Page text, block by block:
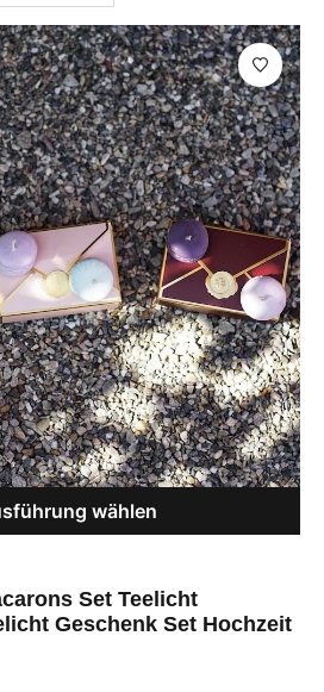
wählen
Set Teelicht
Geschenk Set Hochzeit